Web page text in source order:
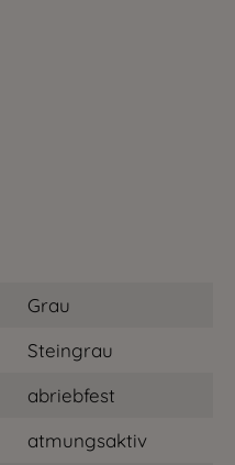
Grau
Steingrau
abriebfest
atmungsaktiv